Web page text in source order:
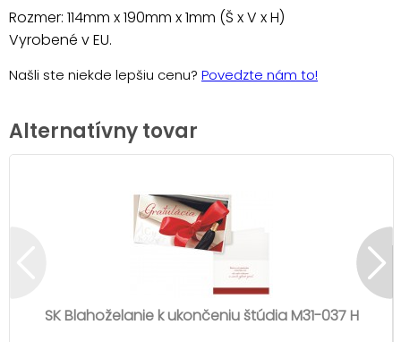
Rozmer: 114mm x 190mm x 1mm (Š x V x H)
Vyrobené v EU.
Našli ste niekde lepšiu cenu? Povedzte nám to!
Alternatívny tovar
SK Blahoželanie k ukončeniu štúdia M31-037 H